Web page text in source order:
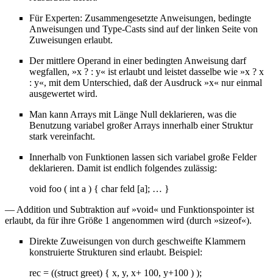
Für Experten: Zusammengesetzte Anweisungen, bedingte
Anweisungen und Type-Casts sind auf der linken Seite von
Zuweisungen erlaubt.
Der mittlere Operand in einer bedingten Anweisung darf
wegfallen, »x ? : y« ist erlaubt und leistet dasselbe wie »x ? x
: y«, mit dem Unterschied, daß der Ausdruck »x« nur einmal
ausgewertet wird.
Man kann Arrays mit Länge Null deklarieren, was die
Benutzung variabel großer Arrays innerhalb einer Struktur
stark vereinfacht.
Innerhalb von Funktionen lassen sich variabel große Felder
deklarieren. Damit ist endlich folgendes zulässig:
void foo ( int a ) { char feld [a]; … }
— Addition und Subtraktion auf »void« und Funktionspointer ist
erlaubt, da für ihre Größe 1 angenommen wird (durch »sizeof«).
Direkte Zuweisungen von durch geschweifte Klammern
konstruierte Strukturen sind erlaubt. Beispiel:
rec = ((struct greet) { x, y, x+ 100, y+100 ) );